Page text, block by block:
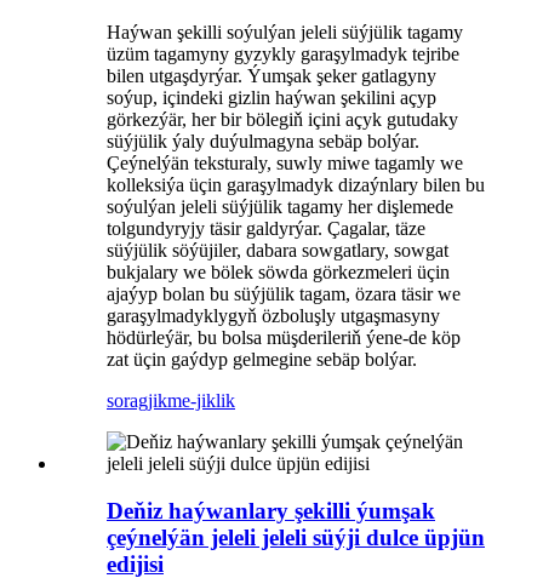
Haýwan şekilli soýulýan jeleli süýjülik tagamy
üzüm tagamyny gyzykly garaşylmadyk tejribe
bilen utgaşdyrýar. Ýumşak şeker gatlagyny
soýup, içindeki gizlin haýwan şekilini açyp
görkezýär, her bir bölegiň içini açyk gutudaky
süýjülik ýaly duýulmagyna sebäp bolýar.
Çeýnelýän teksturaly, suwly miwe tagamly we
kolleksiýa üçin garaşylmadyk dizaýnlary bilen bu
soýulýan jeleli süýjülik tagamy her dişlemede
tolgundyryjy täsir galdyrýar. Çagalar, täze
süýjülik söýüjiler, dabara sowgatlary, sowgat
bukjalary we bölek söwda görkezmeleri üçin
ajaýyp bolan bu süýjülik tagam, özara täsir we
garaşylmadyklygyň özboluşly utgaşmasyny
hödürleýär, bu bolsa müşderileriň ýene-de köp
zat üçin gaýdyp gelmegine sebäp bolýar.
soragjikme-jiklik
Deňiz haýwanlary şekilli ýumşak
çeýnelýän jeleli jeleli süýji dulce üpjün
edijisi